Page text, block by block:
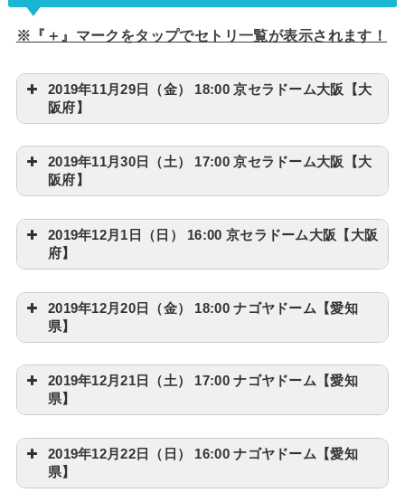
※『＋』マークをタップでセトリ一覧が表示されます！
2019年11月29日（金） 18:00 京セラドーム大阪【大
阪府】
2019年11月30日（土） 17:00 京セラドーム大阪【大
阪府】
2019年12月1日（日） 16:00 京セラドーム大阪【大阪
府】
2019年12月20日（金） 18:00 ナゴヤドーム【愛知
県】
2019年12月21日（土） 17:00 ナゴヤドーム【愛知
県】
2019年12月22日（日） 16:00 ナゴヤドーム【愛知
県】